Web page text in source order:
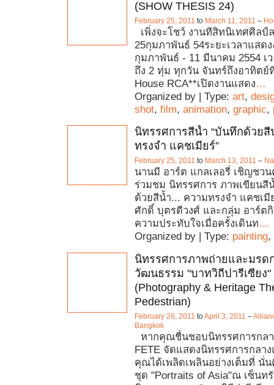
(SHOW THESIS 24)
February 25, 2011 to March 11, 2011 –
เพิ่งจะโชว์ งานทีสิทนิเทศศิลป์
25กุมภาพันธ์ 54ระยะเวลาแสดง
กุมภาพันธ์ - 11 มีนาคม 2554 เว
ถึง 2 ทุ่ม ทุกวัน จันทร์ถึงอาทิตย์
House RCA**เปิดงานแสดง…
Organized by | Type: art,
shot, film, animation, graphic,
นิทรรศการสีน้ำ “บันทึกด้วยสี
ทรงจำ แคชเมียร์”
February 25, 2011 to March 13, 2011 –
นานมี อาร์ต แกลเลอรี่ เชิญชว
ร่วมชม นิทรรศการ ภาพเขียนสี
ด้วยสีน้ำ... ความทรงจำ แคชเมี
ศักดิ์ บุตรดีวงศ์ และกลุ่ม อาร์ต
ความประทับใจเมื่อครั้งเดินท…
Organized by | Type: painting,
นิทรรศการภาพถ่ายและมรด
วัฒนธรรม "บาทวิถีปารีเซียง"
(Photography & Heritage
Pedestrian)
February 26, 2011 toApril 3, 2011 –
Bangkok
หากคุณชื่นชอบนิทรรศการกลา
FETE จัดแสดงนิทรรศการกลา
คุณได้เพลิดเพลินอย่างเต็มที่ นั่
ชุด "Portraits of Asia"ณ เซ็นท